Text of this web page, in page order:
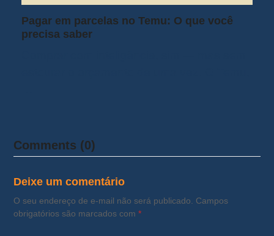
Pagar em parcelas no Temu: O que você
precisa saber
Comments (0)
Deixe um comentário
O seu endereço de e-mail não será publicado.
Campos
obrigatórios são marcados com*